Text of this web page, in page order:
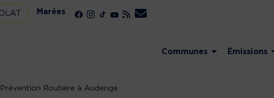
Marées
Communes Émissions
Routière à Audenge